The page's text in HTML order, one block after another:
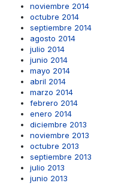
noviembre 2014
octubre 2014
septiembre 2014
agosto 2014
julio 2014
junio 2014
mayo 2014
abril 2014
marzo 2014
febrero 2014
enero 2014
diciembre 2013
noviembre 2013
octubre 2013
septiembre 2013
julio 2013
junio 2013